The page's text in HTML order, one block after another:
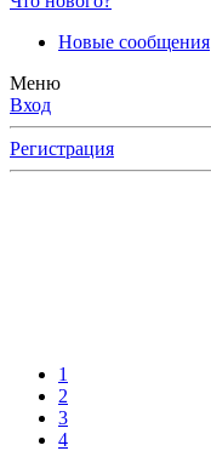
Новые сообщения
Меню
Вход
Регистрация
1
2
3
4